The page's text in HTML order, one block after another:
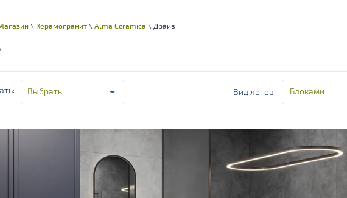
\ Керамогранит \Alma Ceramica \ Драйв
Выбрать Вид лотов: Блоками